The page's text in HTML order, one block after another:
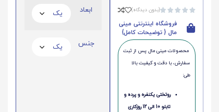




(بدون دیدگاه)
فروشگاه اینترنتی مینی
مال { توضیحات کامل}
محصولات مینی‌ مال پس از ثبت
سفارش، با دقت و کیفیت بالا
طی:
روتختی یکنفره و پرده و
تابلو 10 الی 12 روزکاری
ابعاد
جنس